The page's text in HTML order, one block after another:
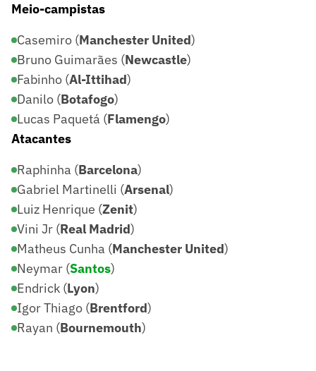
Meio-campistas
Casemiro (Manchester United)
Bruno Guimarães (Newcastle)
Fabinho (Al-Ittihad)
Danilo (Botafogo)
Lucas Paquetá (Flamengo)
Atacantes
Raphinha (Barcelona)
Gabriel Martinelli (Arsenal)
Luiz Henrique (Zenit)
Vini Jr (Real Madrid)
Matheus Cunha (Manchester United)
Neymar (Santos)
Endrick (Lyon)
Igor Thiago (Brentford)
Rayan (Bournemouth)